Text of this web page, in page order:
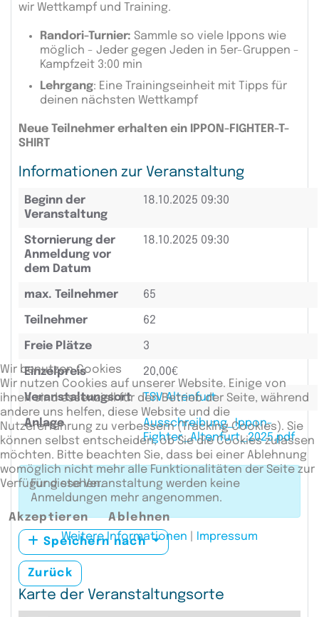
wir Wettkampf und Training.
Randori-Turnier: Sammle so viele Ippons wie
möglich - Jeder gegen Jeden in 5er-Gruppen -
Kampfzeit 3:00 min
Lehrgang: Eine Trainingseinheit mit Tipps für
deinen nächsten Wettkampf
Neue Teilnehmer erhalten ein IPPON-FIGHTER-T-
SHIRT
Informationen zur Veranstaltung
Beginn der
Veranstaltung
18.10.2025 09:30
Stornierung der
Anmeldung vor
dem Datum
18.10.2025 09:30
max. Teilnehmer 65
Teilnehmer 62
Freie Plätze 3
Einzelpreis 20,00€
Veranstaltungsort TSV Altenfurt
Anlage
Ausschreibung_Ippon-
Fighter_Altenfurt_2025.pdf
Für diese Veranstaltung werden keine
Anmeldungen mehr angenommen.
Speichern nach
Zurück
Karte der Veranstaltungsorte
Wir benutzen Cookies
Wir nutzen Cookies auf unserer Website. Einige von
ihnen sind essenziell für den Betrieb der Seite, während
andere uns helfen, diese Website und die
Nutzererfahrung zu verbessern (Tracking Cookies). Sie
können selbst entscheiden, ob Sie die Cookies zulassen
möchten. Bitte beachten Sie, dass bei einer Ablehnung
womöglich nicht mehr alle Funktionalitäten der Seite zur
Verfügung stehen.
Akzeptieren
Ablehnen
Weitere Informationen
Impressum